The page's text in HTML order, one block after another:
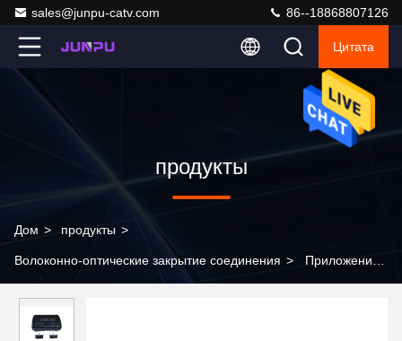
sales@junpu-catv.com 86--18868807126
Цитата
продукты
Дом > продукты >
Волоконно-оптические закрытие соединения > Приложение
оптического волокна JUNPU